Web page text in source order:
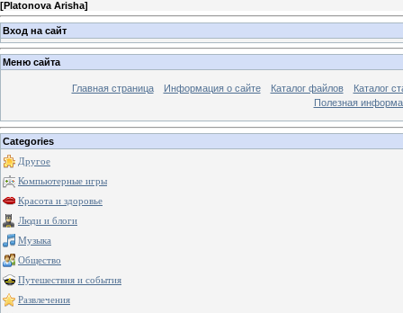
[Platonova Arisha]
Вход на сайт
Меню сайта
Главная страница Информация о сайте Каталог файлов
Каталог
Полезная
Categories
Другое
Компьютерные игры
Красота и здоровье
Люди и блоги
Музыка
Общество
Путешествия и события
Развлечения